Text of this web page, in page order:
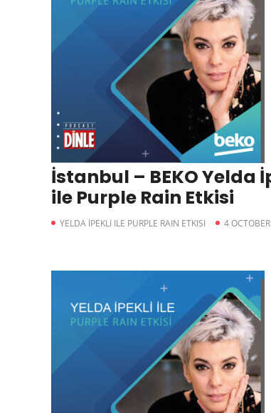
İstanbul – BEKO Yelda
ile Purple Rain Etkisi
YELDA İPEKLI ILE PURPLE RAIN ETKISI 4